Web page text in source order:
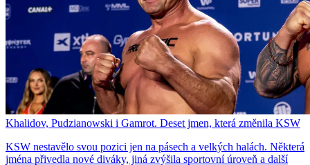
Khalidov, Pudzianowski i Gamrot. Deset jmen, která změnila KSW
KSW nestavělo svou pozici jen na pásech a velkých halách. Některá
jména přivedla nové diváky, jiná zvýšila sportovní úroveň a další